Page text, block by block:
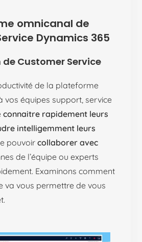
omnicanal de
Dynamics 365
Customer Service
de la plateforme
vos équipes support, service
connaitre rapidement leurs
intelligemment leurs
pouvoircollaborer avec
de l’équipe ou experts
Examinons comment
va vous permettre de vous